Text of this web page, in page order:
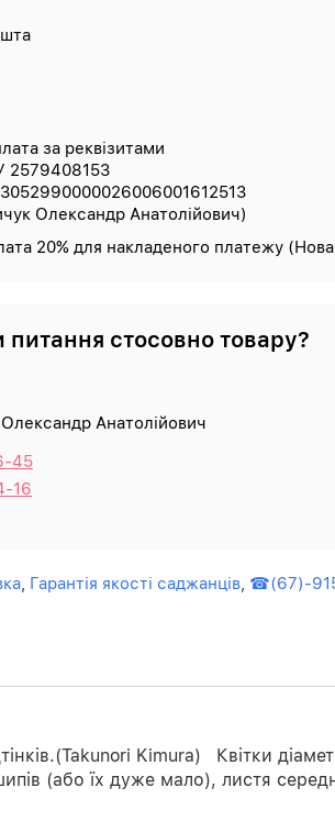
за реквізитами
Олександр Анатолійович)
20% для накладеного платежу
стосовно товару?
Анатолійович
45
16
, Гарантія якості саджанців, ☎(67)-
Kimura)
Квітки
(або їх дуже мало), листя